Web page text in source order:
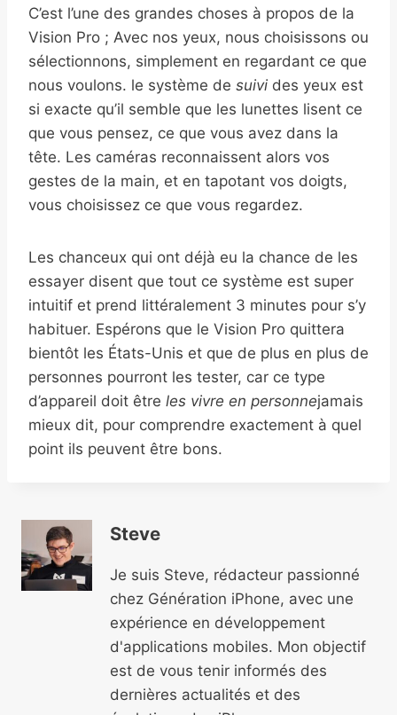
C’est l’une des grandes choses à propos de la
Vision Pro ; Avec nos yeux, nous choisissons ou
sélectionnons, simplement en regardant ce que
nous voulons. le système de suivi des yeux est
si exacte qu’il semble que les lunettes lisent ce
que vous pensez, ce que vous avez dans la
tête. Les caméras reconnaissent alors vos
gestes de la main, et en tapotant vos doigts,
vous choisissez ce que vous regardez.
Les chanceux qui ont déjà eu la chance de les
essayer disent que tout ce système est super
intuitif et prend littéralement 3 minutes pour s’y
habituer. Espérons que le Vision Pro quittera
bientôt les États-Unis et que de plus en plus de
personnes pourront les tester, car ce type
d’appareil doit être les vivre en personnejamais
mieux dit, pour comprendre exactement à quel
point ils peuvent être bons.
Steve
Je suis Steve, rédacteur passionné
chez Génération iPhone, avec une
expérience en développement
d'applications mobiles. Mon objectif
est de vous tenir informés des
dernières actualités et des